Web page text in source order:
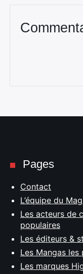
Pages
Contact
L’équipe du
Les acteurs de
populaires
Les éditeurs &
Les Mangas les
Les marques